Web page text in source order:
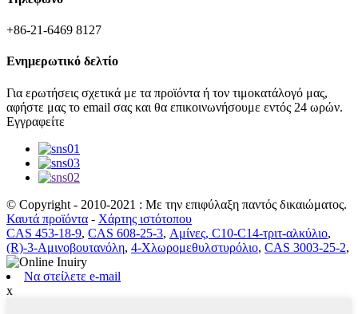
+86-21-6469 8127
Ενημερωτικό δελτίο
Για ερωτήσεις σχετικά με τα προϊόντα ή τον τιμοκατάλογό μας,
αφήστε μας το email σας και θα επικοινωνήσουμε εντός 24 ωρών.
Εγγραφείτε
© Copyright - 2010-2021 : Με την επιφύλαξη παντός δικαιώματος.
Καυτά προϊόντα - Χάρτης ιστότοπου
CAS 453-18-9, CAS 608-25-3, Αμίνες, C10-C14-τριτ-αλκύλιο,
(R)-3-Αμινοβουτανόλη, 4-Χλωρομεθυλστυρόλιο, CAS 3003-25-2,
Να στείλετε e-mail
x